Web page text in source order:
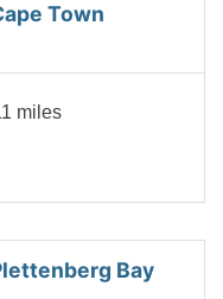
Town
miles
Bay